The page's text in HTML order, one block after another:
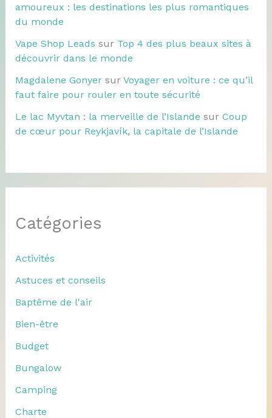
amoureux : les destinations les plus romantiques
du monde
Vape Shop Leads sur Top 4 des plus beaux sites à
découvrir dans le monde
Magdalene Gonyersur Voyager en voiture : ce qu’il
faut faire pour rouler en toute sécurité
Le lac Myvtan : la merveille de l’Islande sur Coup
de cœur pour Reykjavík, la capitale de l’Islande
Catégories
Activités
Astuces et conseils
Baptême de l'air
Bien-être
Budget
Bungalow
Camping
Charte